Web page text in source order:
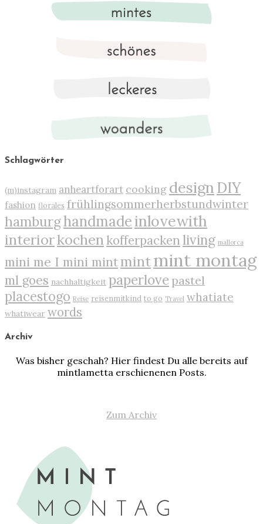
Schlagwörter
(m)instagram anheartforart cooking designDIY
fashion florales frühlingsommerherbstundwinter
hamburghandmadeinlovewith
interiorkochenkofferpackenliving mallorca
mini me I mini mintmintmint montag
ml goes nachhaltigkeit paperlove pastel
placestogo Reise reisenmitkind to go Travel whatiate
whatiwear words
Archiv
Was bisher geschah? Hier findest Du alle bereits auf
mintlametta erschienenen Posts.
Zum Archiv